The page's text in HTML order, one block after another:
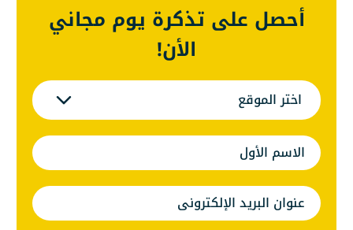
أحصل على تذكرة يوم مجاني
الأن!
اختر الموقع